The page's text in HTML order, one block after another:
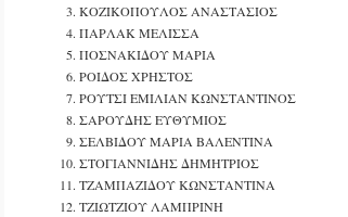
ΚΟΖΙΚΟΠΟΥΛΟΣ ΑΝΑΣΤΑΣΙΟΣ
ΠΑΡΛΑΚ ΜΕΛΙΣΣΑ
ΠΟΣΝΑΚΙΔΟΥ ΜΑΡΙΑ
ΡΟΙΔΟΣ ΧΡΗΣΤΟΣ
ΡΟΥΤΣΙ ΕΜΙΛΙΑΝ ΚΩΝΣΤΑΝΤΙΝΟΣ
ΣΑΡΟΥΔΗΣ ΕΥΘΥΜΙΟΣ
ΣΕΛΒΙΔΟΥ ΜΑΡΙΑ ΒΑΛΕΝΤΙΝΑ
ΣΤΟΓΙΑΝΝΙΔΗΣ ΔΗΜΗΤΡΙΟΣ
ΤΖΑΜΠΑΖΙΔΟΥ ΚΩΝΣΤΑΝΤΙΝΑ
ΤΖΙΩΤΖΙΟΥ ΛΑΜΠΡΙΝΗ